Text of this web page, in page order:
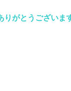
りがとうございま